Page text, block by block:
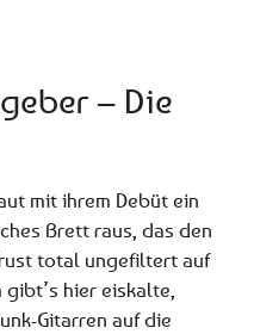
– Die
mit ihrem Debüt ein
Brett raus, das den
total ungefiltert auf
hier eiskalte,
Gitarren auf die